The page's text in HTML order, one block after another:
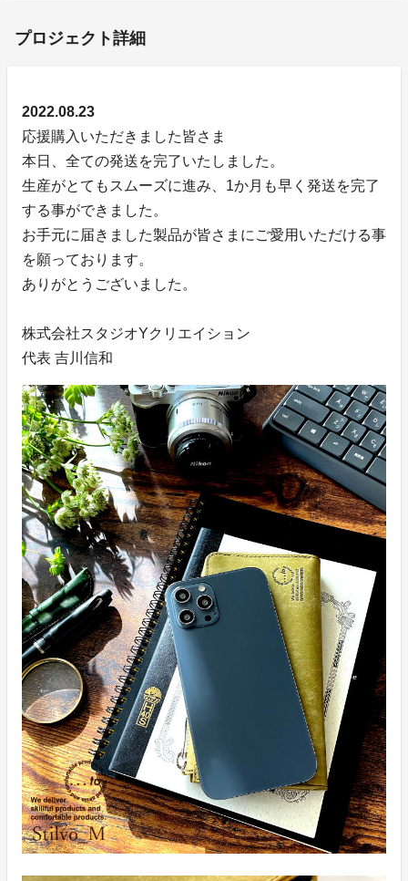
プロジェクト詳細
2022.08.23
応援購入いただきました皆さま
本日、全ての発送を完了いたしました。
生産がとてもスムーズに進み、1か月も早く発送を完了
する事ができました。
お手元に届きました製品が皆さまにご愛用いただける事
を願っております。
ありがとうございました。
株式会社スタジオYクリエイション
代表 吉川信和